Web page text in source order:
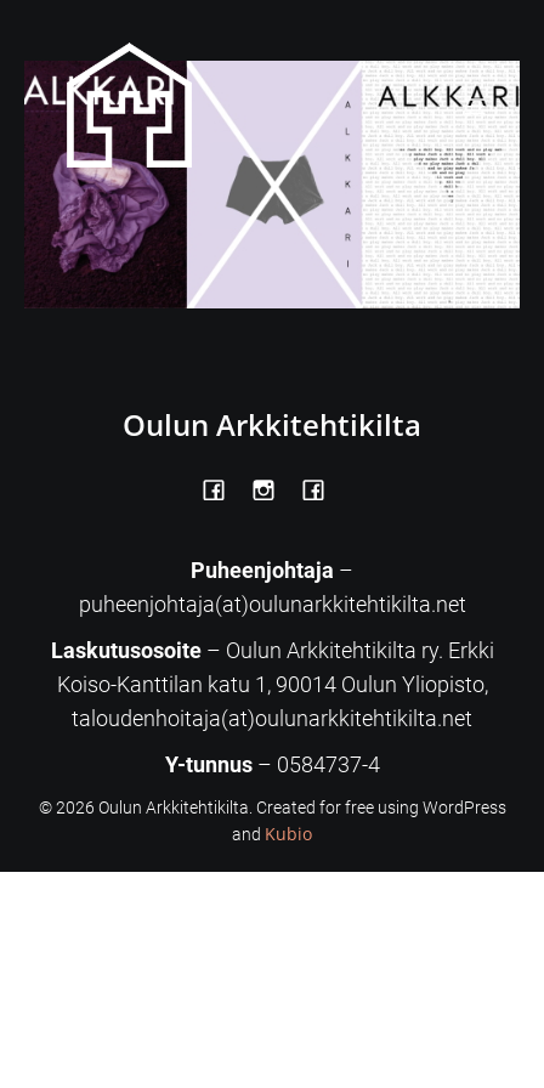
Oulun Arkkitehtikilta
Puheenjohtaja –
puheenjohtaja(at)oulunarkkitehtikilta.net
Laskutusosoite– Oulun Arkkitehtikilta ry. Erkki
Koiso-Kanttilan katu 1, 90014 Oulun Yliopisto,
taloudenhoitaja(at)oulunarkkitehtikilta.net
Y-tunnus – 0584737-4
© 2026 Oulun Arkkitehtikilta. Created for free using WordPress
and Kubio